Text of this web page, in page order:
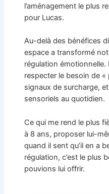
l’aménagement le plus
pour Lucas.
Au-delà des bénéfices
espace a transformé
régulation
respecter le besoin de «
signaux de surcharge,
sensoriels au quotidien.
Ce qui me rend le plus
à 8 ans, proposer lui-
quand il sent qu’il en a
régulation, c’est le plus
pouvions lui offrir.